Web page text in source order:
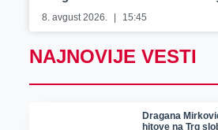
8. avgust 2026. 15:45
NAJNOVIJE VESTI
Dragana
hitove na Trg